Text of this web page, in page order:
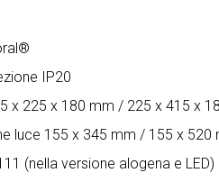
IP20
x 225 x 180 mm / 225 x 415 x
luce 155 x 345 mm / 155 x 520
(nella versione alogena e LED)